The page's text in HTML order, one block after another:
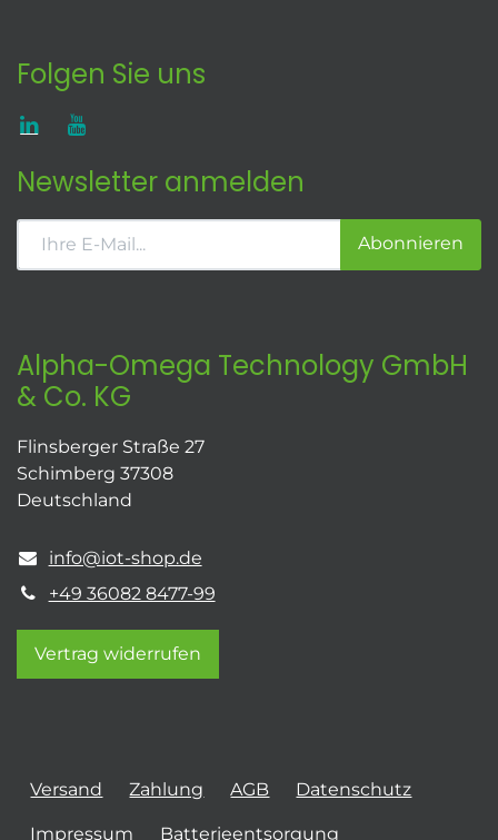
Folgen Sie uns
Newsletter anmelden
Abonnieren
Alpha-Omega Technology GmbH
& Co. KG
Flinsberger Straße 27
Schimberg 37308
Deutschland
info@iot-shop.de
+49 36082 8477-99
Vertrag widerrufen
Versand Zahlung AGB Datenschutz
Impressum Batterieentsorgung